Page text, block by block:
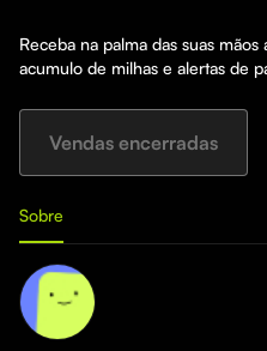
Receba na palma das suas
acumulo de milhas e alertas de
Vendas encerradas
Sobre